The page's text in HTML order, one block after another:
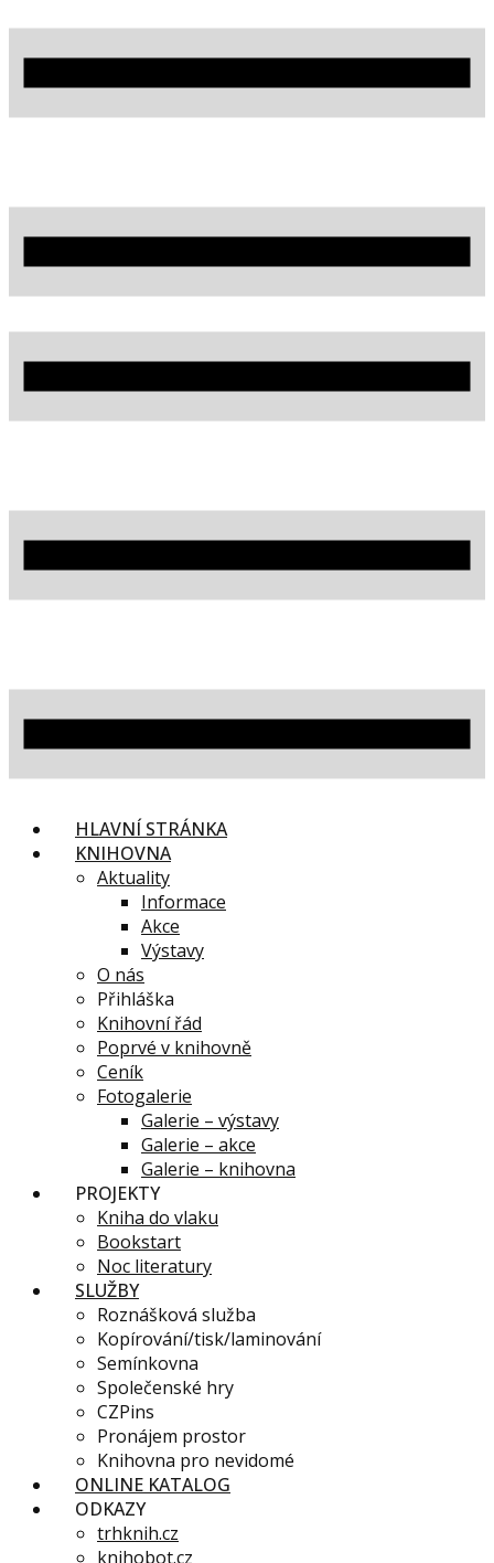
HLAVNÍ STRÁNKA
KNIHOVNA
Aktuality
Informace
Akce
Výstavy
O nás
Přihláška
Knihovní řád
Poprvé v knihovně
Ceník
Fotogalerie
Galerie – výstavy
Galerie – akce
Galerie – knihovna
PROJEKTY
Kniha do vlaku
Bookstart
Noc literatury
SLUŽBY
Roznášková služba
Kopírování/tisk/laminování
Semínkovna
Společenské hry
CZPins
Pronájem prostor
Knihovna pro nevidomé
ONLINE KATALOG
ODKAZY
trhknih.cz
knihobot.cz